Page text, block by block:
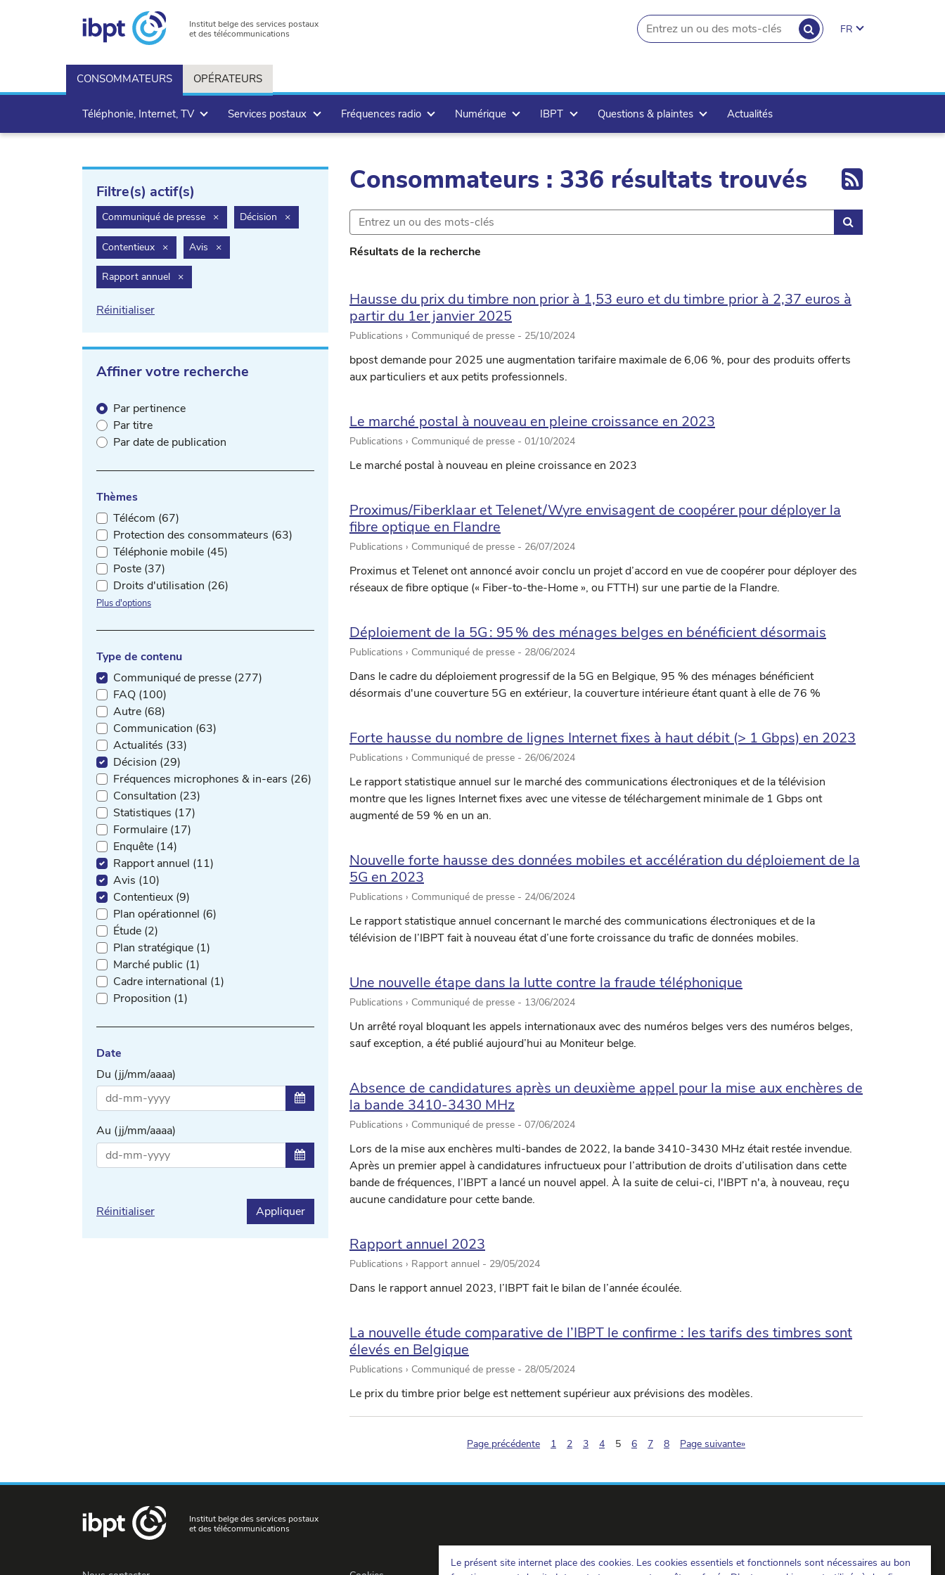
Le présent site internet place des cookies. Les cookies essentiels et fonctionnels sont nécessaires au bon
Institut belge des services postaux
et des télécommunications
RECHERCHER
search.button
FR
CONSOMMATEURS OPÉRATEURS
Téléphonie, Internet, TV Services postaux Fréquences radio Numérique IBPT Questions & plaintes Actualités
Filtre(s) actif(s)
Communiqué de presse ×filter.delete
Décision ×filter.delete
Contentieux ×filter.delete
Avis ×filter.delete
Rapport annuel ×filter.delete
Réinitialiser
Affiner votre recherche
Par pertinence
Par titre
Par date de publication
Thèmes
Télécom (67)
Protection des consommateurs (63)
Téléphonie mobile (45)
Poste (37)
Droits d'utilisation (26)
Plus d'options
Type de contenu
Communiqué de presse (277)
FAQ (100)
Autre (68)
Communication (63)
Actualités (33)
Décision (29)
Fréquences microphones & in-ears (26)
Consultation (23)
Statistiques (17)
Formulaire (17)
Enquête (14)
Rapport annuel (11)
Avis (10)
Contentieux (9)
Plan opérationnel (6)
Étude (2)
Plan stratégique (1)
Marché public (1)
Cadre international (1)
Proposition (1)
Date
Du (jj/mm/aaaa)
Sélectionner une date ...
Au (jj/mm/aaaa)
Sélectionner une date ...
Réinitialiser Appliquer
Consommateurs : 336 résultats trouvés Export
Résultats de la recherche
Hausse du prix du timbre non prior à 1,53 euro et du timbre prior à 2,37 euros à
partir du 1er janvier 2025
Publications › Communiqué de presse - 25/10/2024
bpost demande pour 2025 une augmentation tarifaire maximale de 6,06 %, pour des produits offerts
aux particuliers et aux petits professionnels.
Le marché postal à nouveau en pleine croissance en 2023
Publications › Communiqué de presse - 01/10/2024
Le marché postal à nouveau en pleine croissance en 2023
Proximus/Fiberklaar et Telenet/Wyre envisagent de coopérer pour déployer la
fibre optique en Flandre
Publications › Communiqué de presse - 26/07/2024
Proximus et Telenet ont annoncé avoir conclu un projet d’accord en vue de coopérer pour déployer des
réseaux de fibre optique (« Fiber-to-the-Home », ou FTTH) sur une partie de la Flandre.
Déploiement de la 5G : 95 % des ménages belges en bénéficient désormais
Publications › Communiqué de presse - 28/06/2024
Dans le cadre du déploiement progressif de la 5G en Belgique, 95 % des ménages bénéficient
désormais d'une couverture 5G en extérieur, la couverture intérieure étant quant à elle de 76 %
Forte hausse du nombre de lignes Internet fixes à haut débit (> 1 Gbps) en 2023
Publications › Communiqué de presse - 26/06/2024
Le rapport statistique annuel sur le marché des communications électroniques et de la télévision
montre que les lignes Internet fixes avec une vitesse de téléchargement minimale de 1 Gbps ont
augmenté de 59 % en un an.
Nouvelle forte hausse des données mobiles et accélération du déploiement de la
5G en 2023
Publications › Communiqué de presse - 24/06/2024
Le rapport statistique annuel concernant le marché des communications électroniques et de la
télévision de l’IBPT fait à nouveau état d’une forte croissance du trafic de données mobiles.
Une nouvelle étape dans la lutte contre la fraude téléphonique
Publications › Communiqué de presse - 13/06/2024
Un arrêté royal bloquant les appels internationaux avec des numéros belges vers des numéros belges,
sauf exception, a été publié aujourd’hui au Moniteur belge.
Absence de candidatures après un deuxième appel pour la mise aux enchères de
la bande 3410-3430 MHz
Publications › Communiqué de presse - 07/06/2024
Lors de la mise aux enchères multi-bandes de 2022, la bande 3410-3430 MHz était restée invendue.
Après un premier appel à candidatures infructueux pour l’attribution de droits d’utilisation dans cette
bande de fréquences, l’IBPT a lancé un nouvel appel. À la suite de celui-ci, l'IBPT n'a, à nouveau, reçu
aucune candidature pour cette bande.
Rapport annuel 2023
Publications › Rapport annuel - 29/05/2024
Dans le rapport annuel 2023, l’IBPT fait le bilan de l’année écoulée.
La nouvelle étude comparative de l’IBPT le confirme : les tarifs des timbres sont
élevés en Belgique
Publications › Communiqué de presse - 28/05/2024
Le prix du timbre prior belge est nettement supérieur aux prévisions des modèles.
Page précédente 1 2 3 4 5(pagination.current)
6 7 8 Page suivante»
Institut belge des services postaux
et des télécommunications